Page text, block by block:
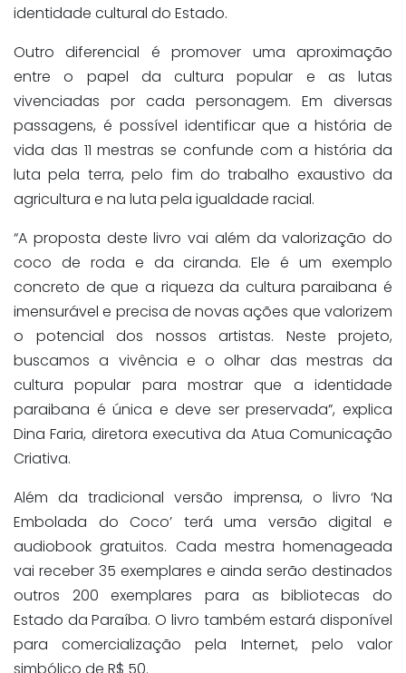
identidade cultural do Estado.
Outro diferencial é promover uma aproximação
entre o papel da cultura popular e as lutas
vivenciadas por cada personagem. Em diversas
passagens, é possível identificar que a história de
vida das 11 mestras se confunde com a história da
luta pela terra, pelo fim do trabalho exaustivo da
agricultura e na luta pela igualdade racial.
“A proposta deste livro vai além da valorização do
coco de roda e da ciranda. Ele é um exemplo
concreto de que a riqueza da cultura paraibana é
imensurável e precisa de novas ações que valorizem
o potencial dos nossos artistas. Neste projeto,
buscamos a vivência e o olhar das mestras da
cultura popular para mostrar que a identidade
paraibana é única e deve ser preservada”, explica
Dina Faria, diretora executiva da Atua Comunicação
Criativa.
Além da tradicional versão imprensa, o livro ‘Na
Embolada do Coco’ terá uma versão digital e
audiobook gratuitos. Cada mestra homenageada
vai receber 35 exemplares e ainda serão destinados
outros 200 exemplares para as bibliotecas do
Estado da Paraíba. O livro também estará disponível
para comercialização pela Internet, pelo valor
simbólico de R$ 50.